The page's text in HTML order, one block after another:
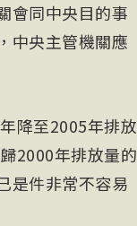
會同中央目的事
中央主管機關應
降至2005年排放
2000年排放量的
是件非常不容易